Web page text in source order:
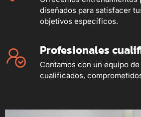
Profesionales
Contamos con un equipo
cualificados,
diseñados para satisfacer
objetivos específicos.